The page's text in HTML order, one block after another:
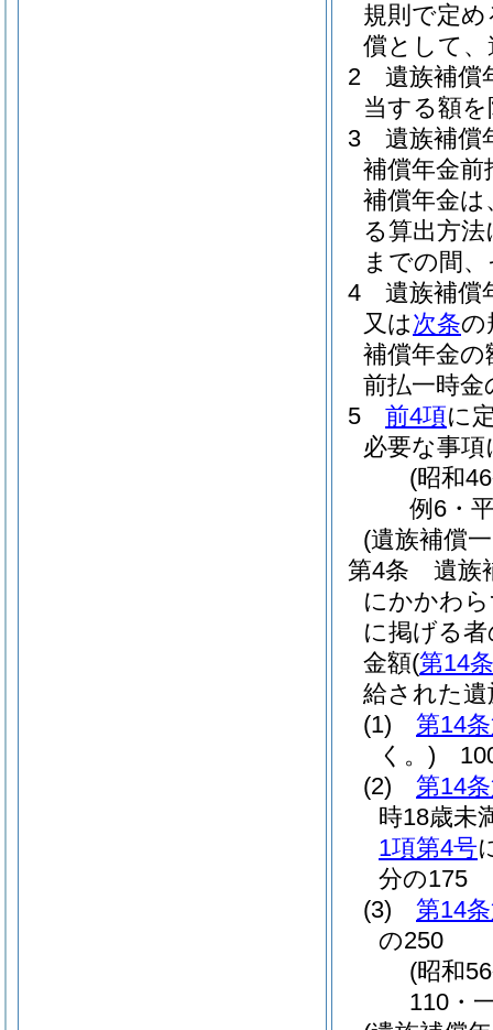
規則で定
償として
2
遺族補償
当する額
3
遺族補償
補償年金
補償年金
る算出方
までの間
4
遺族補償
又は次条の
補償年金
前払一時
5
前4項に
必要な事
(昭和
例6・
(遺族補償
第4条
遺族
にかかわ
に掲げる
金額(第14
給された
(1)
第14
く。)
(2)
第14
時18歳未
1項第4号
分の175
(3)
第14
の250
(昭和
110・